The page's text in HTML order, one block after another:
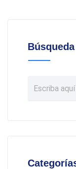
Búsqueda